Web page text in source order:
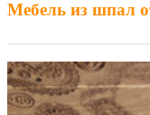
Мебель из шпал